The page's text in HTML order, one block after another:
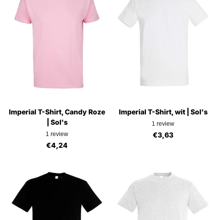
Imperial T-Shirt, Candy Roze
| Sol's
1 review
€4,24
Imperial T-Shirt, wit | Sol's
1 review
€3,63